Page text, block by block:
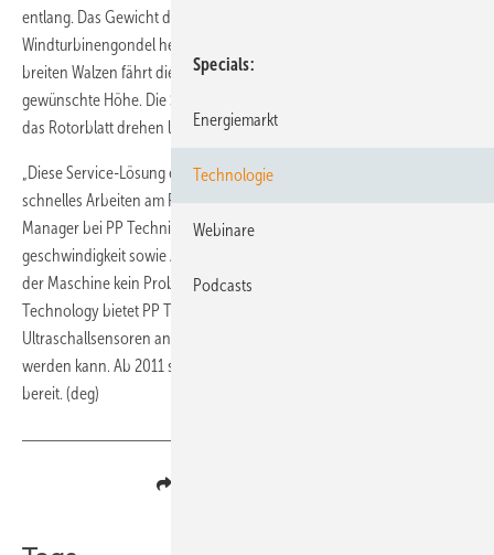
entlang. Das Gewicht des Systems halten Stahlseile, die von der
Windturbinengondel herunterhängen – mit flexiblen Bürsten und
breiten Walzen fährt die Anlage bis zu zwei Techniker auf jede
gewünschte Höhe. Die Service-Techniker können sich dabei 360° um
das Rotorblatt drehen lassen.
„Diese Service-Lösung erlaubt den Technikern ein sicheres und
schnelles Arbeiten am Rotorblatt“, sagt Gert Vinther Knudsen, Project
Manager bei PP Techniq. Änderungen der Windrichtung und -
geschwindigkeit sowie Abstände der Blätter zum Windturm seien dank
der Maschine kein Problem. In einer Kooperation mit Force
Technology bietet PP Techniq auch eine Inspektionslösung mit
Ultraschallsensoren an, bei der das gesamte Rotorblatt durchleuchtet
werden kann. Ab 2011 steht die FF360 zur Miete oder zum Verkauf
bereit. (deg)
Specials
Energiemarkt
Technologie
Webinare
Podcasts